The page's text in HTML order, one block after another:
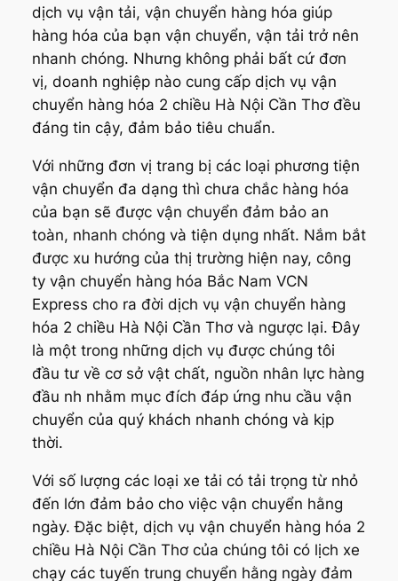
dịch vụ vận tải, vận chuyển hàng hóa giúp
hàng hóa của bạn vận chuyển, vận tải trở nên
nhanh chóng. Nhưng không phải bất cứ đơn
vị, doanh nghiệp nào cung cấp dịch vụ vận
chuyển hàng hóa 2 chiều Hà Nội Cần Thơ đều
đáng tin cậy, đảm bảo tiêu chuẩn.
Với những đơn vị trang bị các loại phương tiện
vận chuyển đa dạng thì chưa chắc hàng hóa
của bạn sẽ được vận chuyển đảm bảo an
toàn, nhanh chóng và tiện dụng nhất. Nắm bắt
được xu hướng của thị trường hiện nay, công
ty vận chuyển hàng hóa Bắc Nam VCN
Express cho ra đời dịch vụ vận chuyển hàng
hóa 2 chiều Hà Nội Cần Thơ và ngược lại. Đây
là một trong những dịch vụ được chúng tôi
đầu tư về cơ sở vật chất, nguồn nhân lực hàng
đầu nh nhằm mục đích đáp ứng nhu cầu vận
chuyển của quý khách nhanh chóng và kịp
thời.
Với số lượng các loại xe tải có tải trọng từ nhỏ
đến lớn đảm bảo cho việc vận chuyển hằng
ngày. Đặc biệt, dịch vụ vận chuyển hàng hóa 2
chiều Hà Nội Cần Thơ của chúng tôi có lịch xe
chạy các tuyến trung chuyển hằng ngày đảm